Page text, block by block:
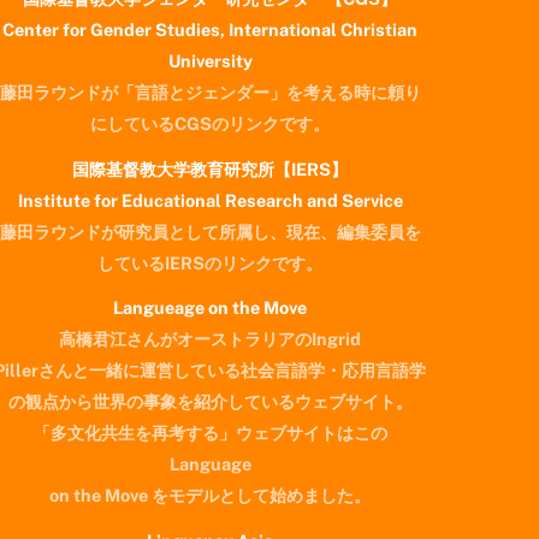
Center for Gender Studies, International Christian
University
藤田ラウンドが「言語とジェンダー」を考える時に頼り
にしているCGSのリンクです。
国際基督教大学教育研究所【IERS】
Institute for Educational Research and Service
藤田ラウンドが研究員として所属し、現在、編集委員を
しているIERSのリンクです。
Langueage on the Move
高橋君江さんがオーストラリアのIngrid
さんと一緒に運営している社会言語学・応用言語学
の観点から世界の事象を紹介しているウェブサイト。
「多文化共生を再考する」ウェブサイトはこの
Language
on the Move をモデルとして始めました。